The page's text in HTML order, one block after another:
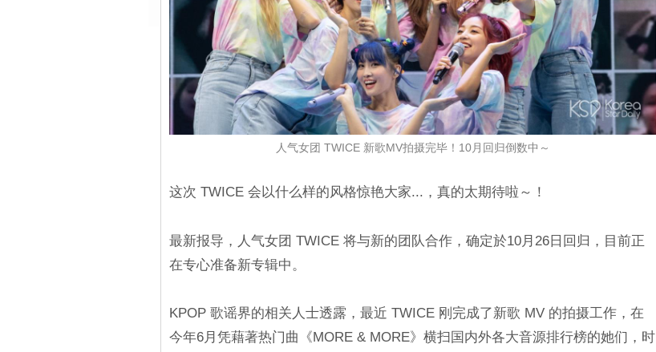
人气女团 TWICE 新歌MV拍摄完毕！10月回归倒数中～
这次 TWICE 会以什么样的风格惊艳大家...，真的太期待啦～！
最新报导，人气女团 TWICE 将与新的团队合作，确定於10月26日回归，目前正
在专心准备新专辑中。
KPOP 歌谣界的相关人士透露，最近 TWICE 刚完成了新歌 MV 的拍摄工作，在
今年6月凭藉著热门曲《MORE & MORE》横扫国内外各大音源排行榜的她们，时